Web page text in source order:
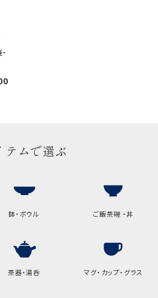
せん。
ません。
をご記入ください。
テムで選ぶ
鉢・ボウル ご飯茶碗 ・丼
茶器・湯呑 マグ・カップ・グラス